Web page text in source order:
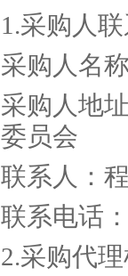
1.采购人
采购人名
采购人地
委员会
联系人：
联系电话
2.采购代